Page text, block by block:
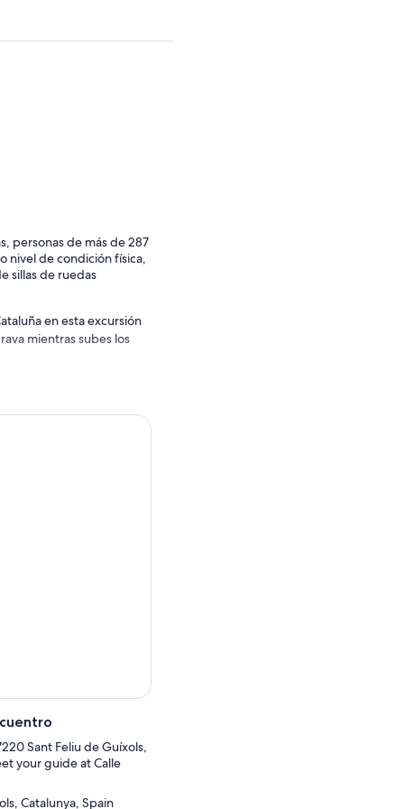
personas de más de 287
nivel de condición física,
sillas de ruedas
en esta excursión
mientras subes los
fotos de tu aventura.
Sant Feliu de Guíxols,
your guide at Calle
Catalunya, Spain